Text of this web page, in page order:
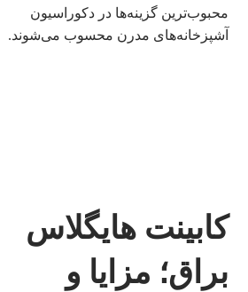
محبوب‌ترین گزینه‌ها در دکوراسیون
آشپزخانه‌های مدرن محسوب می‌شوند.
کابینت هایگلاس
براق؛ مزایا و